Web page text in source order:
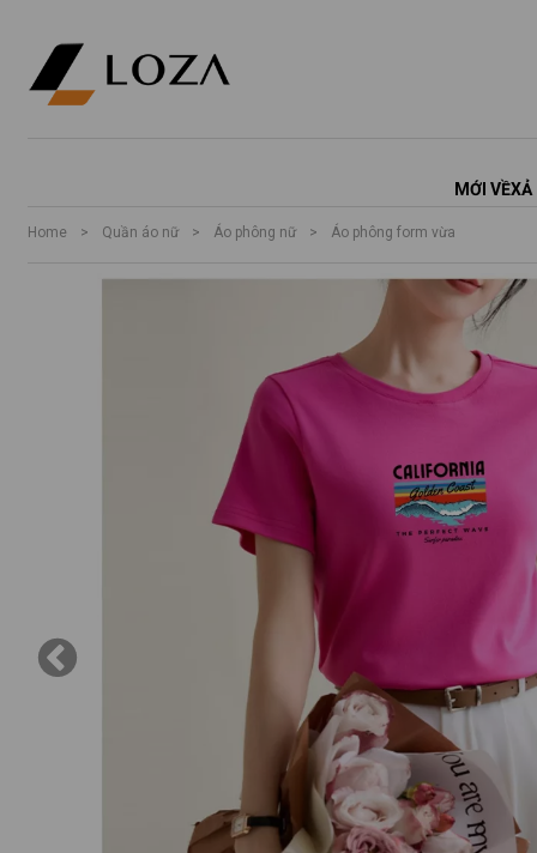
MỚI VỀXẢ
Home > Quần áo nữ > Áo phông nữ > Áo phông form vừa